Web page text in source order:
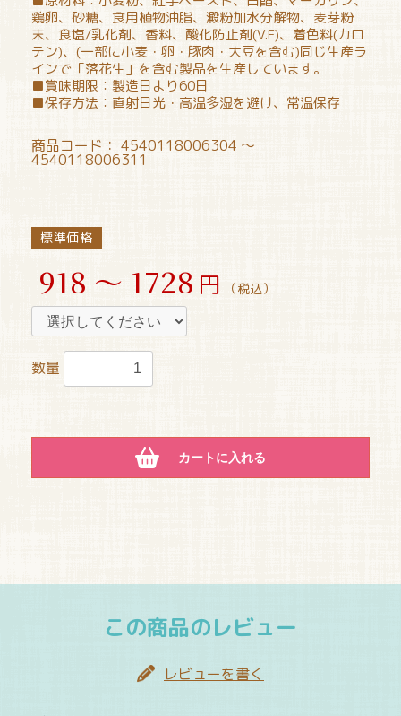
鶏卵、砂糖、食用植物油脂、澱粉加水分解物、麦芽粉
末、食塩/乳化剤、香料、酸化防止剤(V.E)、着色料(カロ
テン)、(一部に小麦・卵・豚肉・大豆を含む)同じ生産ラ
インで「落花生」を含む製品を生産しています。
■賞味期限：製造日より60日
■保存方法：直射日光・高温多湿を避け、常温保存
商品コード： 4540118006304 ～
4540118006311
標準価格
918 ～ 1728 円 （税込）
数量
カートに入れる
この商品のレビュー
レビューを書く